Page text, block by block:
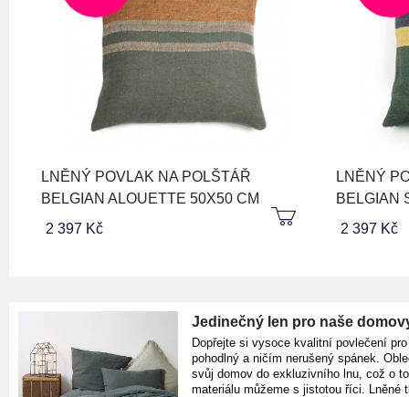
LNĚNÝ POVLAK NA POLŠTÁŘ
BELGIAN ALOUETTE 50X50 CM
2 397 Kč
LNĚNÝ
BELGIAN
2 397 Kč
Jedinečný len pro naše
Dopřejte si vysoce kvalitní povlečení pro
pohodlný a ničím nerušený spánek.
svůj domov do exkluzivního lnu, což o
materiálu můžeme s jistotou říci. Lněné